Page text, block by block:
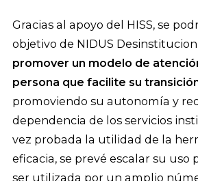
Gracias al apoyo del HISS, se
objetivo de NIDUS
promover un modelo de
persona que facilite su
promoviendo su autonomía y
dependencia de los servicios
vez probada la utilidad de la
eficacia, se prevé escalar su uso
ser utilizada por un amplio